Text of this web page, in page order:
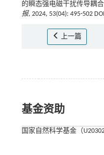
的瞬态强电磁干扰传导耦
报, 2024, 53(04): 495-502
上一篇
基金资助
国家自然科学基金（